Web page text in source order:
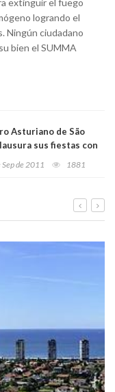
logrando el
Ningún ciudadano
bien el SUMMA
Asturiano de São
sus fiestas con
Sep de 2011 1881